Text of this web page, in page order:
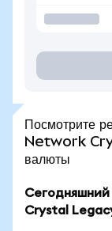
Посмотрите
Network
валюты
Crystal